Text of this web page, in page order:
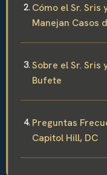
Cómo el Sr. Sris
Manejan Casos
Sobre el Sr. Sris
Bufete
Preguntas
Capitol Hill, DC